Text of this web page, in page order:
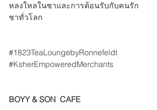
หลงใหลในชาและการต้อนรับกับคนรัก
ชาทั่วโลก
#1823TeaLoungebyRonnefeldt
#KsherEmpoweredMerchants
BOYY & SON  CAFE